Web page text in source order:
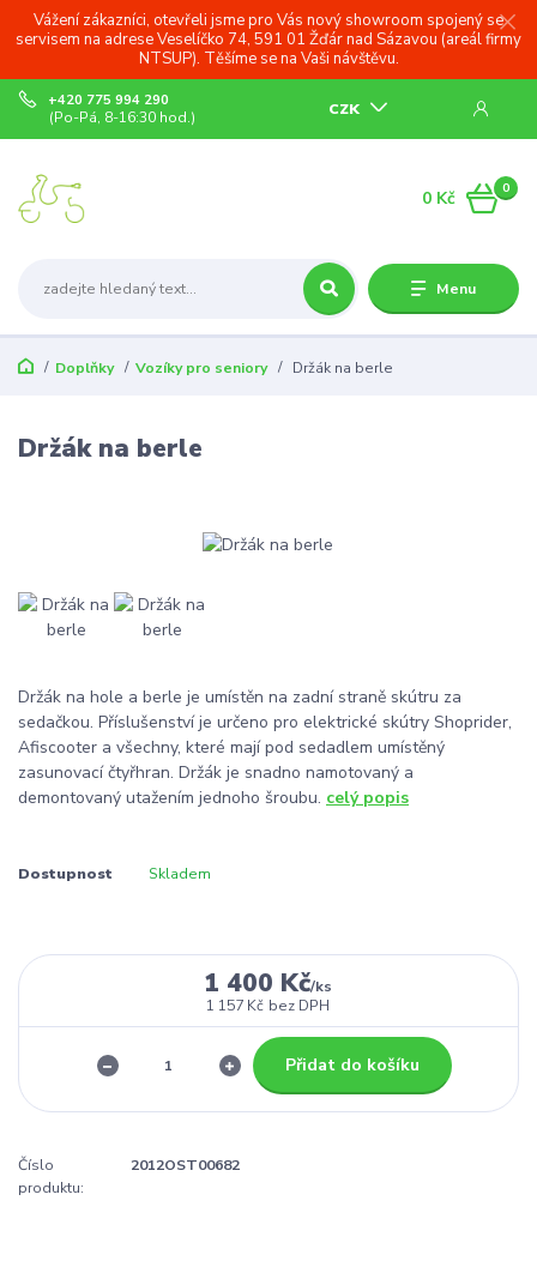
Vážení zákazníci, otevřeli jsme pro Vás nový showroom spojený se
servisem na adrese Veselíčko 74, 591 01 Žďár nad Sázavou (areál firmy
NTSUP). Těšíme se na Vaši návštěvu.
Menu
CZK
+420 775 994 290
(Po-Pá, 8-16:30 hod.)
0
0 Kč
Doplňky Vozíky pro seniory Držák na berle
Držák na berle
Držák na hole a berle je umístěn na zadní straně skútru za
sedačkou. Příslušenství je určeno pro elektrické skútry Shoprider,
Afiscooter a všechny, které mají pod sedadlem umístěný
zasunovací čtyřhran. Držák je snadno namotovaný a
demontovaný utažením jednoho šroubu. celý popis
Dostupnost Skladem
1 400 Kč/ks
1 157 Kč bez DPH
Přidat do košíku
Číslo
produktu:
2012OST00682